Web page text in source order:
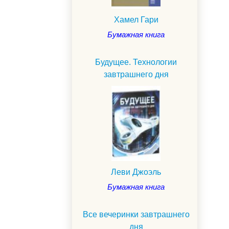
Хамел Гари
Бумажная книга
Будущее. Технологии
завтрашнего дня
Леви Джоэль
Бумажная книга
Все вечеринки завтрашнего
дня